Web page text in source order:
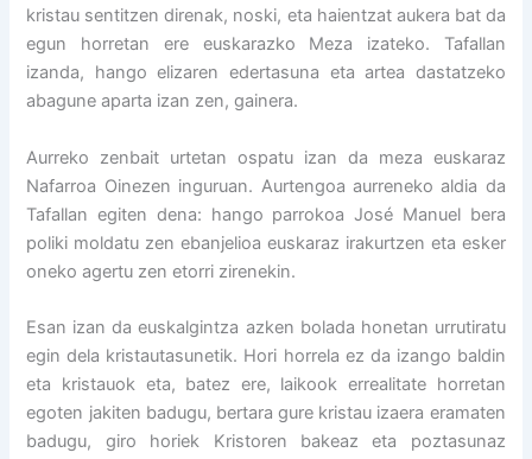
kristau sentitzen direnak, noski, eta haientzat aukera bat da
egun horretan ere euskarazko Meza izateko. Tafallan
izanda, hango elizaren edertasuna eta artea dastatzeko
abagune aparta izan zen, gainera.
Aurreko zenbait urtetan ospatu izan da meza euskaraz
Nafarroa Oinezen inguruan. Aurtengoa aurreneko aldia da
Tafallan egiten dena: hango parrokoa José Manuel bera
poliki moldatu zen ebanjelioa euskaraz irakurtzen eta esker
oneko agertu zen etorri zirenekin.
Esan izan da euskalgintza azken bolada honetan urrutiratu
egin dela kristautasunetik. Hori horrela ez da izango baldin
eta kristauok eta, batez ere, laikook errealitate horretan
egoten jakiten badugu, bertara gure kristau izaera eramaten
badugu, giro horiek Kristoren bakeaz eta poztasunaz